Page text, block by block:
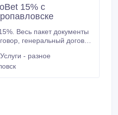
15% с
настройка,
Услуги - разное